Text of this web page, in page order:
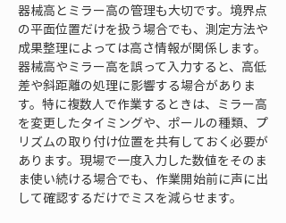
器械高とミラー高の管理も大切です。境界点
の平面位置だけを扱う場合でも、測定方法や
成果整理によっては高さ情報が関係します。
器械高やミラー高を誤って入力すると、高低
差や斜距離の処理に影響する場合がありま
す。特に複数人で作業するときは、ミラー高
を変更したタイミングや、ポールの種類、プ
リズムの取り付け位置を共有しておく必要が
あります。現場で一度入力した数値をそのま
ま使い続ける場合でも、作業開始前に声に出
して確認するだけでミスを減らせます。